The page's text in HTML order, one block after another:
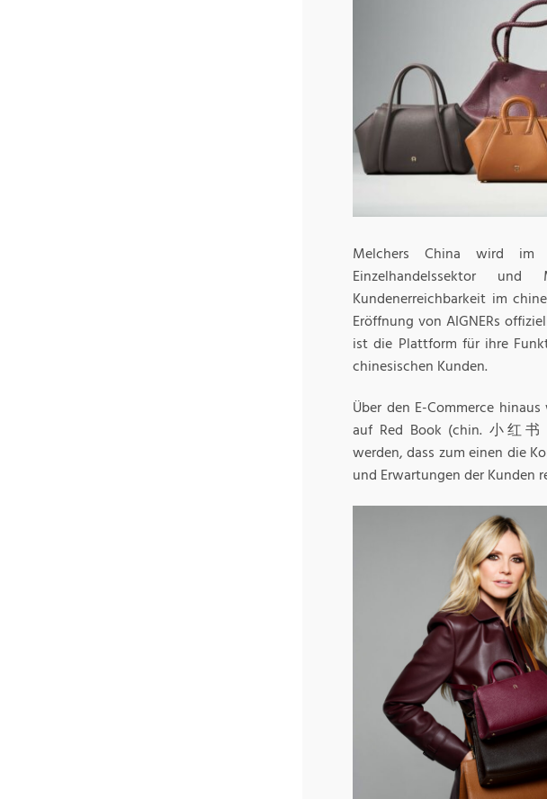
Melchers China wird im
Einzelhandelssektor
Kundenerreichbarkeit im
Eröffnung von AIGNERs
ist die Plattform für ihre
chinesischen Kunden.
Über den E-Commerce
auf Red Book (chin. 小红书
werden, dass zum einen die
und Erwartungen der Kunden